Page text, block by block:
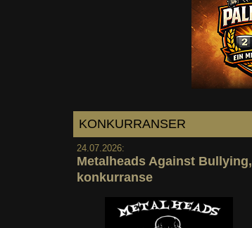
KONKURRANSER
24.07.2026:
Metalheads Against Bullying,
konkurranse